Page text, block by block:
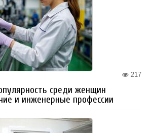
217
среди женщин
и инженерные профессии